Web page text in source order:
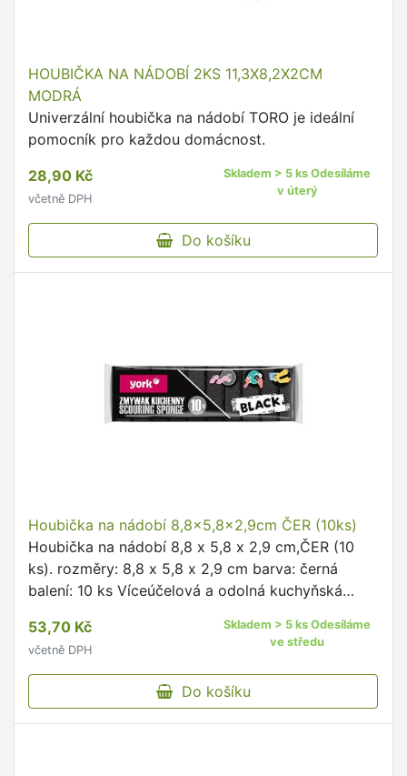
HOUBIČKA NA NÁDOBÍ 2KS 11,3X8,2X2CM
MODRÁ
Univerzální houbička na nádobí TORO je ideální
pomocník pro každou domácnost.
28,90 Kč
včetně DPH
Skladem > 5 ks Odesíláme
v úterý
Do košíku
Houbička na nádobí 8,8x5,8x2,9cm ČER (10ks)
Houbička na nádobí 8,8 x 5,8 x 2,9 cm,ČER (10
ks). rozměry: 8,8 x 5,8 x 2,9 cm barva: černá
balení: 10 ks Víceúčelová a odolná kuchyňská
53,70 Kč
včetně DPH
Skladem > 5 ks Odesíláme
ve středu
Do košíku